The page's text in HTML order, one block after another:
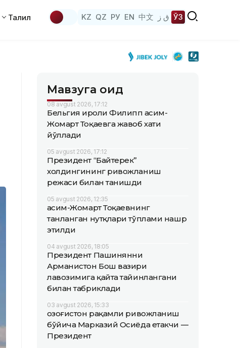
Таҳлил KZ QZ РУ EN 中文 ق ز ЎЗ
Мавзуга оид
08 avgust 2026, 17:12
Бельгия Қироли Филипп Қасим-
Жомарт Тоқаевга жавоб хати
йўллади
05 avgust 2026, 17:12
Президент “Байтерек”
холдингининг ривожланиш
режаси билан танишди
05 avgust 2026, 12:35
Қасим-Жомарт Тоқаевнинг
танланган нутқлари тўплами нашр
этилди
04 avgust 2026, 18:05
Президент Пашинянни
Арманистон Бош вазири
лавозимига қайта тайинлангани
билан табриклади
03 avgust 2026, 15:33
Қозоғистон рақамли ривожланиш
бўйича Марказий Осиёда етакчи —
Президент